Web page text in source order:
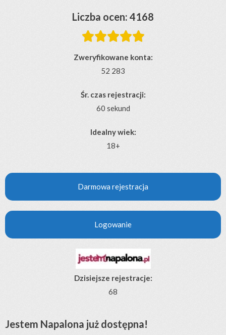
Liczba ocen: 4168

Zweryfikowane konta:
52 283
Śr. czas rejestracji:
60 sekund
Idealny wiek:
18+
Darmowa rejestracja
Logowanie
Dzisiejsze rejestracje:
68
Jestem Napalona już dostępna!